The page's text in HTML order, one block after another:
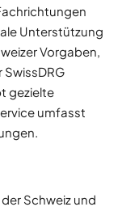
Unterstützung
Vorgaben,
SwissDRG
gezielte
umfasst
Schweiz und